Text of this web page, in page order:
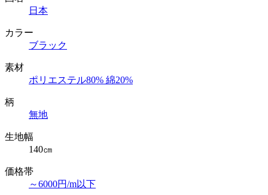
日本
カラー
ブラック
素材
ポリエステル80% 綿20%
柄
無地
生地幅
140㎝
価格帯
～6000円/m以下